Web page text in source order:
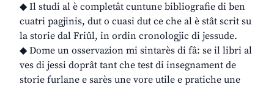
◆ Il studi al è completât cuntune bibliografie di ben
cuatri pagjinis, dut o cuasi dut ce che al è stât scrit su
la storie dal Friûl, in ordin cronologjic di jessude.
◆ Dome un osservazion mi sintarès di fâ: se il libri al
ves di jessi doprât tant che test di insegnament de
storie furlane e sarès une vore utile e pratiche une